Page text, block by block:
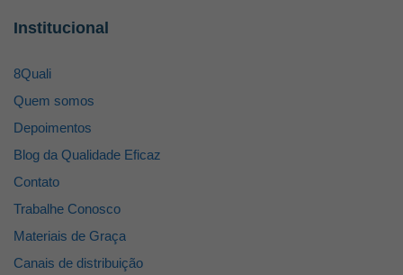
Institucional
8Quali
Quem somos
Depoimentos
Blog da Qualidade Eficaz
Contato
Trabalhe Conosco
Materiais de Graça
Canais de distribuição